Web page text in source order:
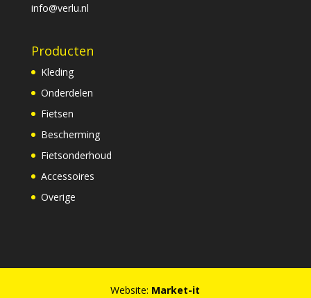
info@verlu.nl
Producten
Kleding
Onderdelen
Fietsen
Bescherming
Fietsonderhoud
Accessoires
Overige
Website: Market-it